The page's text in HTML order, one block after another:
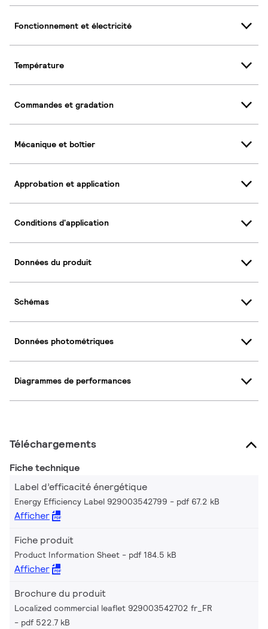
Fonctionnement et électricité
Température
Commandes et gradation
Mécanique et boîtier
Approbation et application
Conditions d'application
Données du produit
Schémas
Données photométriques
Diagrammes de performances
Téléchargements
Fiche technique
Label d’efficacité énergétique
Energy Efficiency Label 929003542799 pdf 67.2 kB
Afficher
Fiche produit
Product Information Sheet pdf 184.5 kB
Afficher
Brochure du produit
Localized commercial leaflet 929003542702 fr_FR
pdf 522.7 kB